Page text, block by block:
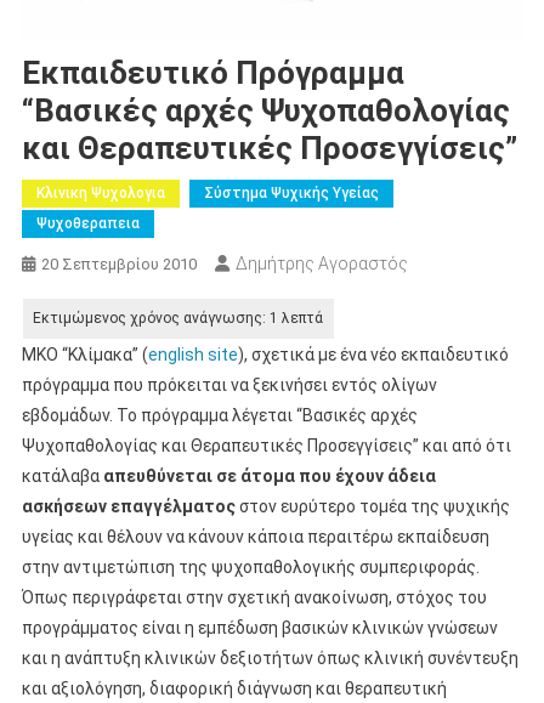
Εκπαιδευτικό Πρόγραμμα
“Βασικές αρχές Ψυχοπαθολογίας
και Θεραπευτικές Προσεγγίσεις”
Κλινικη Ψυχολογια
Σύστημα Ψυχικής Υγείας
Ψυχοθεραπεια
20 Σεπτεμβρίου 2010 Δημήτρης Αγοραστός
ΜΚΟ “Κλίμακα” (english site), σχετικά με ένα νέο εκπαιδευτικό
πρόγραμμα που πρόκειται να ξεκινήσει εντός ολίγων
εβδομάδων. Το πρόγραμμα λέγεται “Βασικές αρχές
Ψυχοπαθολογίας και Θεραπευτικές Προσεγγίσεις” και από ότι
κατάλαβα απευθύνεται σε άτομα που έχουν άδεια
ασκήσεων επαγγέλματοςστον ευρύτερο τομέα της ψυχικής
υγείας και θέλουν να κάνουν κάποια περαιτέρω εκπαίδευση
στην αντιμετώπιση της ψυχοπαθολογικής συμπεριφοράς.
Όπως περιγράφεται στην σχετική ανακοίνωση, στόχος του
προγράμματος είναι η εμπέδωση βασικών κλινικών γνώσεων
και η ανάπτυξη κλινικών δεξιοτήτων όπως κλινική συνέντευξη
και αξιολόγηση, διαφορική διάγνωση και θεραπευτική